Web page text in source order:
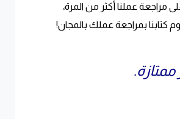
مراجعة عملنا أكثر من المرة،
كتابنا بمراجعة عملك بالمجان!